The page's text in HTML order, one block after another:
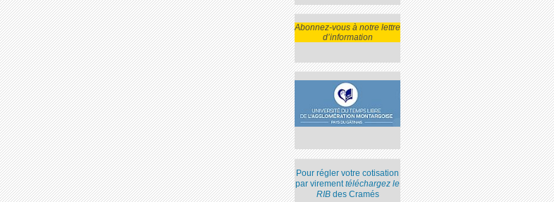
Abonnez-vous à notre lettre
d’information
Pour régler votre cotisation
par virementtéléchargez le
RIBdes Cramés